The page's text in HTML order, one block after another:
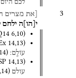
לכם היום
3 [את מצרים
י הו ה ילחם
6,10)
14,13)
עוֹלָֽם׃ 14)
14,13)
עולם
,14)